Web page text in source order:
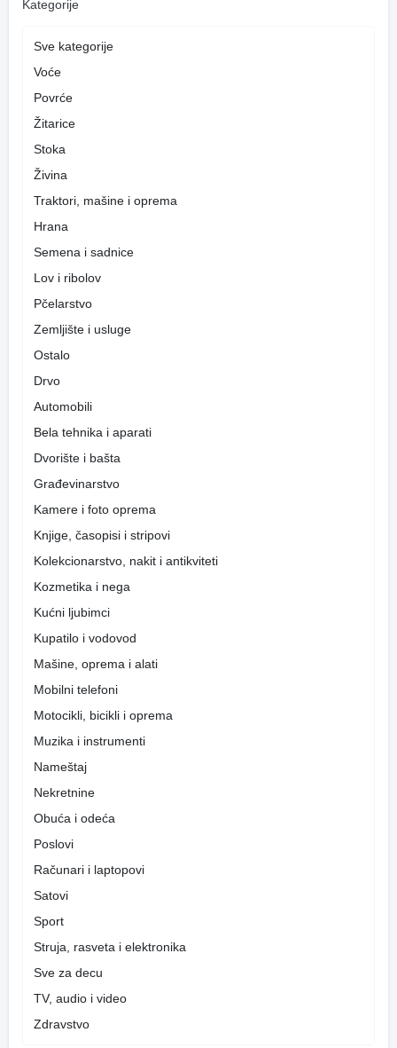
Kategorije
Sve kategorije
Voće
Povrće
Žitarice
Stoka
Živina
Traktori, mašine i oprema
Hrana
Semena i sadnice
Lov i ribolov
Pčelarstvo
Zemljište i usluge
Ostalo
Drvo
Automobili
Bela tehnika i aparati
Dvorište i bašta
Građevinarstvo
Kamere i foto oprema
Knjige, časopisi i stripovi
Kolekcionarstvo, nakit i antikviteti
Kozmetika i nega
Kućni ljubimci
Kupatilo i vodovod
Mašine, oprema i alati
Mobilni telefoni
Motocikli, bicikli i oprema
Muzika i instrumenti
Nameštaj
Nekretnine
Obuća i odeća
Poslovi
Računari i laptopovi
Satovi
Sport
Struja, rasveta i elektronika
Sve za decu
TV, audio i video
Zdravstvo